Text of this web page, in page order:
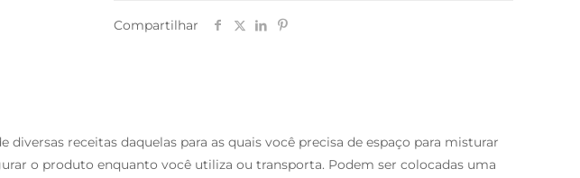
Compartilhar
diversas receitas daquelas para as quais você precisa de espaço para misturar
o produto enquanto você utiliza ou transporta. Podem ser colocadas uma